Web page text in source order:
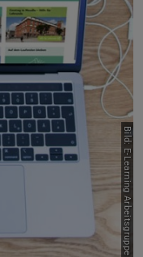
Bild: E-Learning Arbeitsgruppe